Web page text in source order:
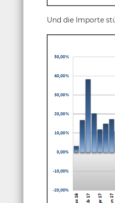
Und die Importe